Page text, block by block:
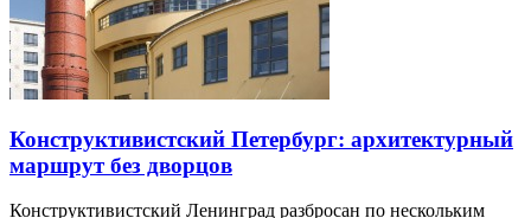
Конструктивистский Петербург: архитектурный
маршрут без дворцов
Конструктивистский Ленинград разбросан по нескольким